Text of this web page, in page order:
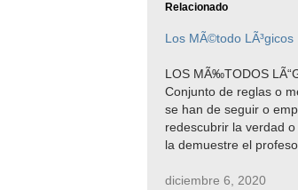
Relacionado
Los MÃ©todo LÃ³gicos
LOS MÃ‰TODOS
Conjunto de reglas o
se han de seguir o
redescubrir la verdad
la demuestre el
en las que tenga que
diciembre 6, 2020